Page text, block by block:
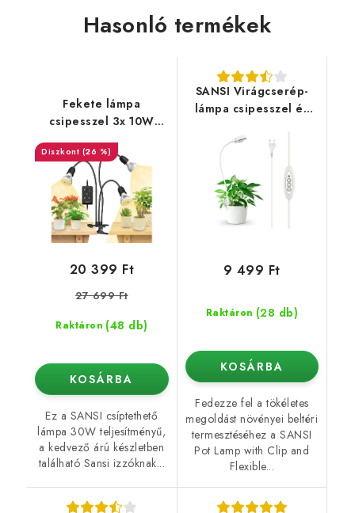
Hasonló termékek
Fekete lámpa
csipesszel 3x 10W
Sansi (+időzítő)
(26 %)
Raktáron (48 db)
20 399 Ft
27 699 Ft
KOSÁRBA
Ez a SANSI csíptethető
lámpa 30W teljesítményű,
a kedvező árú készletben
található Sansi izzóknak...
SANSI Virágcserép-
lámpa csipesszel és
Raktáron (28 db)
9 499 Ft
KOSÁRBA
Fedezze fel a tökéletes
megoldást növényei beltéri
termesztéséhez a SANSI
Pot Lamp with Clip and
Flexible...